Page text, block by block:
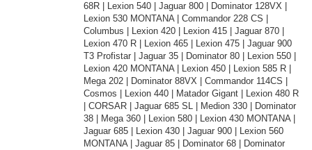
68R | Lexion 540 | Jaguar 800 | Dominator 128VX |
Lexion 530 MONTANA | Commandor 228 CS |
Columbus | Lexion 420 | Lexion 415 | Jaguar 870 |
Lexion 470 R | Lexion 465 | Lexion 475 | Jaguar 900
T3 Profistar | Jaguar 35 | Dominator 80 | Lexion 550 |
Lexion 420 MONTANA | Lexion 450 | Lexion 585 R |
Mega 202 | Dominator 88VX | Commandor 114CS |
Cosmos | Lexion 440 | Matador Gigant | Lexion 480 R
| CORSAR | Jaguar 685 SL | Medion 330 | Dominator
38 | Mega 360 | Lexion 580 | Lexion 430 MONTANA |
Jaguar 685 | Lexion 430 | Jaguar 900 | Lexion 560
MONTANA | Jaguar 85 | Dominator 68 | Dominator